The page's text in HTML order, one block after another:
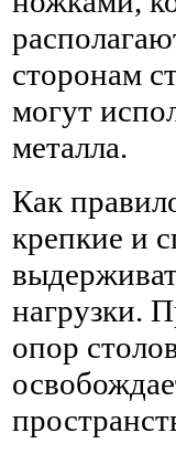
сторонам
могут
металла.
Как
крепкие и
нагрузки.
опор